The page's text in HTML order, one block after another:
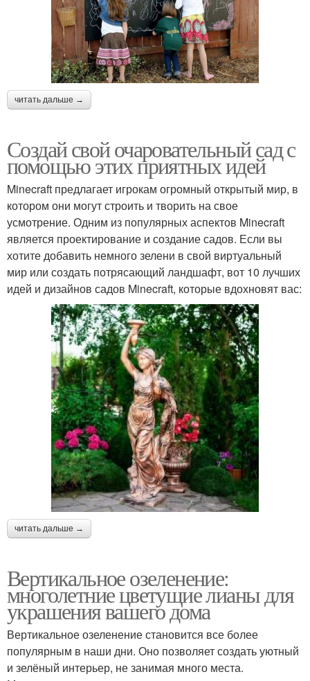
читать дальше →
Создай свой очаровательный сад с
помощью этих приятных идей
Minecraft предлагает игрокам огромный открытый мир, в
котором они могут строить и творить на свое
усмотрение. Одним из популярных аспектов Minecraft
является проектирование и создание садов. Если вы
хотите добавить немного зелени в свой виртуальный
мир или создать потрясающий ландшафт, вот 10 лучших
идей и дизайнов садов Minecraft, которые вдохновят вас:
читать дальше →
Вертикальное озеленение:
многолетние цветущие лианы для
украшения вашего дома
Вертикальное озеленение становится все более
популярным в наши дни. Оно позволяет создать уютный
и зелёный интерьер, не занимая много места.